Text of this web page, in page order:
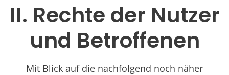
II. Rechte der Nutzer
und Betroffenen
Mit Blick auf die nachfolgend noch näher